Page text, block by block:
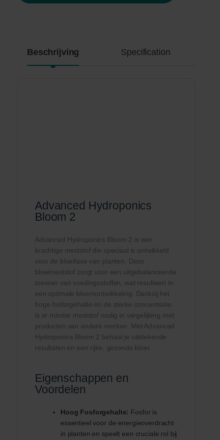
Beschrijving Specification
Advanced Hydroponics
Bloom 2
Advanced Hydroponics Bloom 2 is een
krachtige meststof die speciaal is ontwikkeld
voor de bloeifase van planten. Deze
bloeimeststof zorgt voor een uitgebalanceerde
toevoer van voedingsstoffen, wat resulteert in
een optimale bloemontwikkeling. Dankzij het
hoge fosforgehalte en de sterke concentratie
is er minder meststof nodig in vergelijking met
producten van andere merken. Met Advanced
Hydroponics Bloom 2 behaal je uitstekende
resultaten en een rijke, gezonde bloei.
Eigenschappen en
Voordelen
Hoog Fosforgehalte: Fosfor is
essentieel voor de energieoverdracht
in planten en speelt een cruciale rol bij